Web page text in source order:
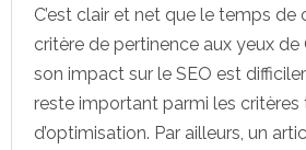
C’est clair et net que le temps
critère de pertinence aux yeux
son impact sur le SEO est
reste important parmi les critères
d’optimisation. Par ailleurs, un